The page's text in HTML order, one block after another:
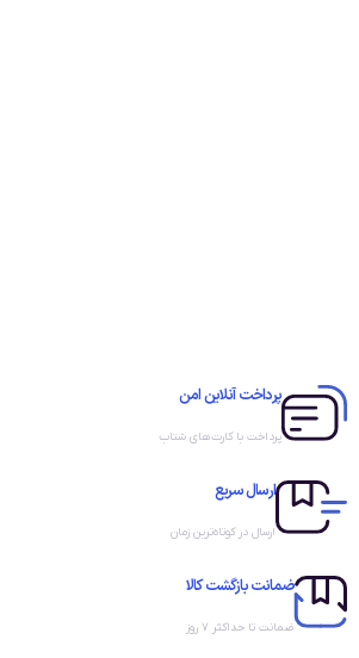
پرداخت آنلاین امن
پرداخت با کارت‌های شتاب
ارسال سریع
ارسال در کوتاه‌ترین زمان
ضمانت بازگشت کالا
ضمانت تا حداکثر ۷ روز